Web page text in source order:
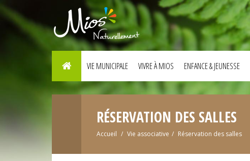
VIE MUNICIPALE VIVRE À MIOS ENFANCE & JEUNESSE
RÉSERVATION DES SALLES
Accueil Vie associative Réservation des salles